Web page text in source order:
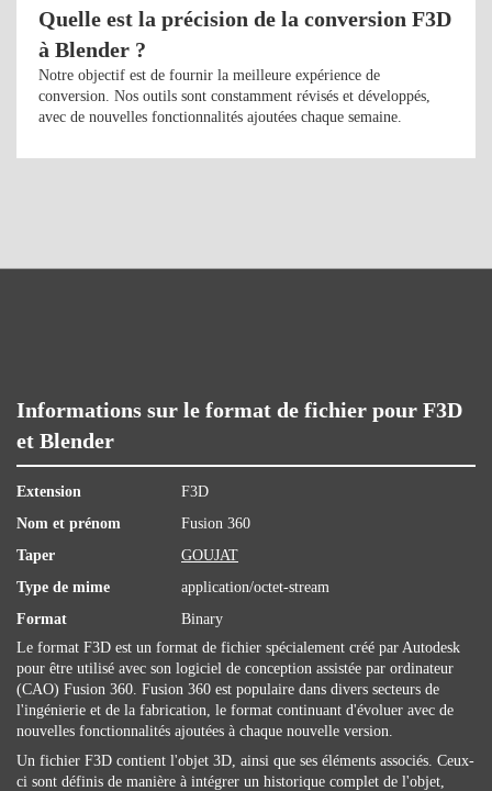
Quelle est la précision de la conversion F3D
à Blender ?
Notre objectif est de fournir la meilleure expérience de
conversion. Nos outils sont constamment révisés et développés,
avec de nouvelles fonctionnalités ajoutées chaque semaine.
Informations sur le format de fichier pour F3D
et Blender
Extension
F3D
Nom et prénom
Fusion 360
Taper
GOUJAT
Type de mime
application/octet-stream
Format
Binary
Le format F3D est un format de fichier spécialement créé par Autodesk
pour être utilisé avec son logiciel de conception assistée par ordinateur
(CAO) Fusion 360. Fusion 360 est populaire dans divers secteurs de
l'ingénierie et de la fabrication, le format continuant d'évoluer avec de
nouvelles fonctionnalités ajoutées à chaque nouvelle version.
Un fichier F3D contient l'objet 3D, ainsi que ses éléments associés. Ceux-
ci sont définis de manière à intégrer un historique complet de l'objet,